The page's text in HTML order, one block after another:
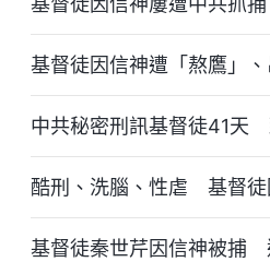
基督徒因信神遭「熬鷹」
中共秘密刑訊基督徒41天
酷刑、洗腦、性虐 基督徒
基督徒秦世芹因信神被捕